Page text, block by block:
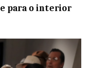
para o interior